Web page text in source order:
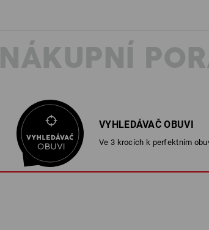
NÁKUPNÍ
VYHLEDÁVAČ OBUVI
Ve 3 krocích k perfektním